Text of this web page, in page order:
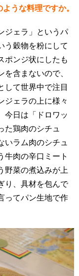
うな料理ですか。
ジェラ」というパ
う穀物を粉にして
ポンジ状にしたも
含まないので、
して世界中で注目
ジェラの上に様々
今日は「ドロワッ
た鶏肉のシチュ
いラム肉のシチュ
牛肉の辛口ミート
野菜の煮込みが上
り、具材を包んで
ってパン生地で作